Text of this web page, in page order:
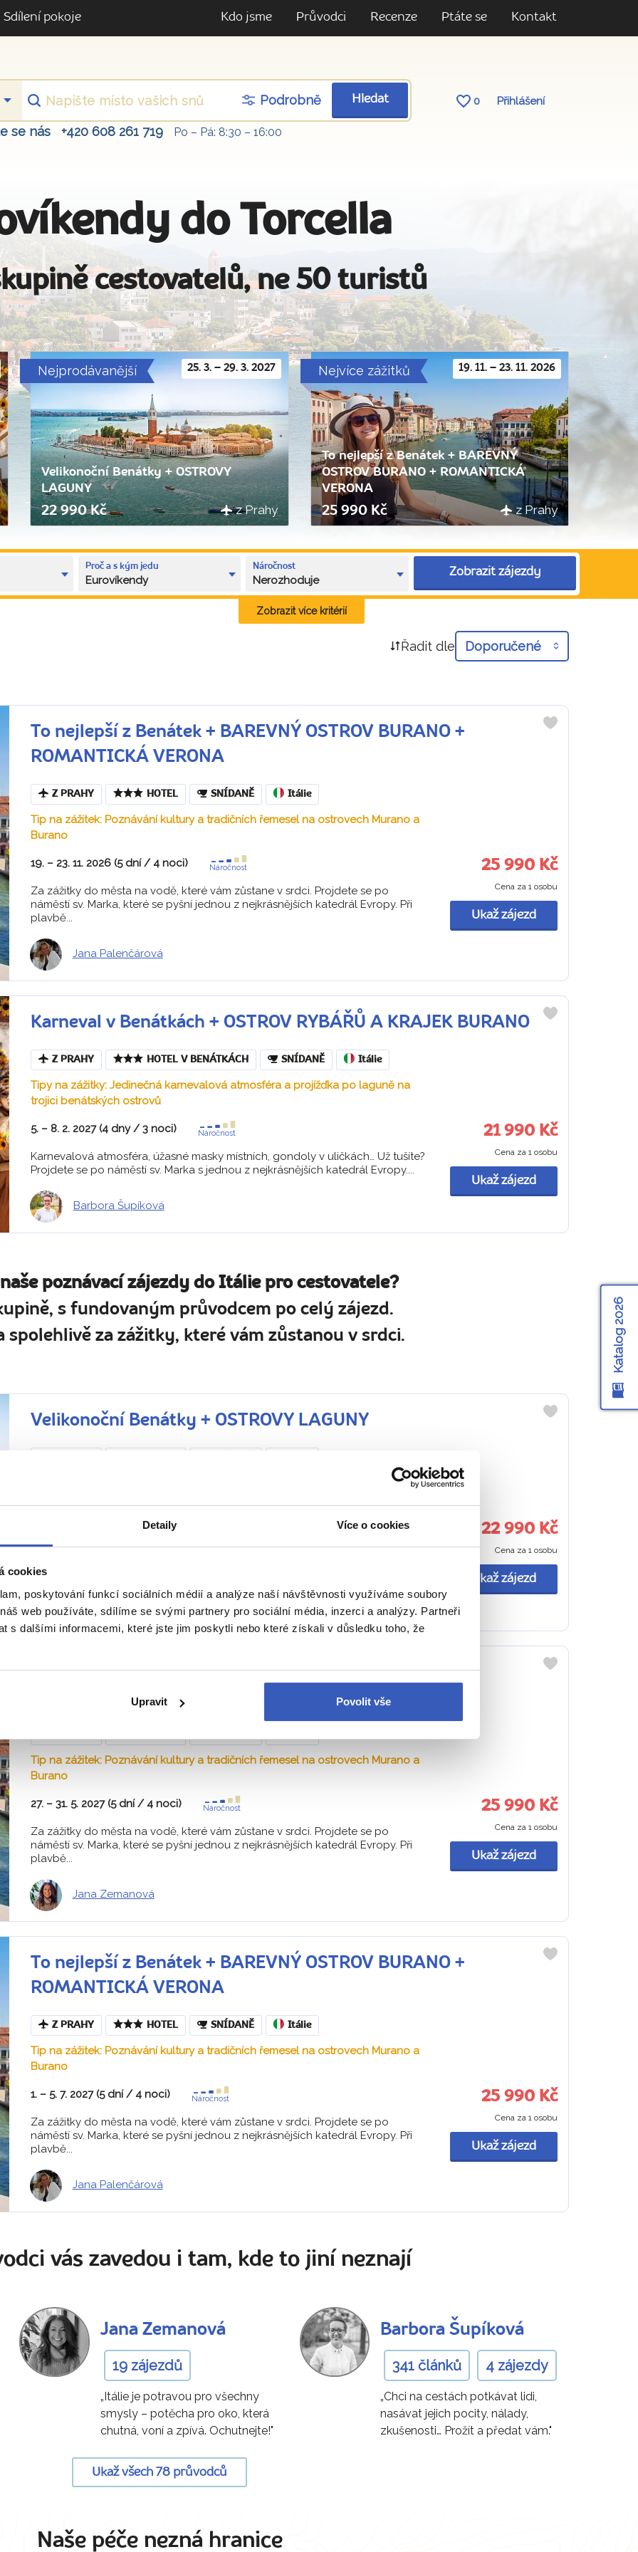
Detaily Více o cookies
cookies
poskytování funkcí sociálních médií a analýze naší návštěvnosti využíváme soubory
web používáte, sdílíme se svými partnery pro sociální média, inzerci a analýzy. Partneři
s dalšími informacemi, které jste jim poskytli nebo které získali v důsledku toho, že
Upravit Povolit vše
Sdílení pokoje Kdo jsme Průvodci Recenze Ptáte se Kontakt
Podrobně Hledat 0 Přihlášení
se nás +420 608 261 719 Po – Pá: 8:30 – 16:00
do Torcella
cestovatelů, ne 50 turistů
25. 3. – 29. 3. 2027
Nejprodávanější
Velikonoční Benátky + OSTROVY
LAGUNY
22 990 Kč z Prahy
19. 11. – 23. 11. 2026
Nejvíce zážitků
To nejlepší z Benátek + BAREVNÝ
OSTROV BURANO + ROMANTICKÁ
VERONA
25 990 Kč z Prahy
Proč a s kým jedu
Eurovíkendy
Náročnost
Nerozhoduje
Zobrazit zájezdy
Zobrazit více kritérií
Řadit dle Doporučené
To nejlepší z Benátek + BAREVNÝ OSTROV BURANO +
ROMANTICKÁ VERONA
Z PRAHY HOTEL SNÍDANĚ Itálie
Tip na zážitek: Poznávání kultury a tradičních řemesel na ostrovech Murano a
Burano
19. – 23. 11. 2026 (5 dní / 4 noci) Náročnost
Za zážitky do města na vodě, které vám zůstane v srdci. Projdete se po
náměstí sv. Marka, které se pyšní jednou z nejkrásnějších katedrál Evropy. Při
plavbě...
Jana Palenčárová
25 990 Kč
Cena za 1 osobu
Ukaž zájezd
Karneval v Benátkách + OSTROV RYBÁŘŮ A KRAJEK BURANO
Z PRAHY HOTEL V BENÁTKÁCH SNÍDANĚ Itálie
Tipy na zážitky: Jedinečná karnevalová atmosféra a projížďka po laguně na
trojici benátských ostrovů
5. – 8. 2. 2027 (4 dny / 3 noci) Náročnost
Karnevalová atmosféra, úžasné masky místních, gondoly v uličkách… Už tušíte?
Projdete se po náměstí sv. Marka s jednou z nejkrásnějších katedrál Evropy....
Barbora Šupíková
21 990 Kč
Cena za 1 osobu
Ukaž zájezd
poznávací zájezdy do Itálie pro cestovatele?
s fundovaným průvodcem po celý zájezd.
spolehlivě za zážitky, které vám zůstanou v srdci.
Velikonoční Benátky + OSTROVY LAGUNY
Tipy na zážitky: Sváteční atmosféra s výtečnou kávou i sladkostmi a tradice
25. – 29. 3. 2027 (4 dny / 3 noci)
palác, chrám Santa Maria della Salute i šance projet se po Canal Grande....
22 990 Kč
Cena za 1 osobu
Ukaž zájezd
To nejlepší z Benátek + BAREVNÝ OSTROV BURANO +
ROMANTICKÁ VERONA
Tip na zážitek: Poznávání kultury a tradičních řemesel na ostrovech Murano a
Burano
27. – 31. 5. 2027 (5 dní / 4 noci) Náročnost
Za zážitky do města na vodě, které vám zůstane v srdci. Projdete se po
náměstí sv. Marka, které se pyšní jednou z nejkrásnějších katedrál Evropy. Při
plavbě...
Jana Zemanová
25 990 Kč
Cena za 1 osobu
Ukaž zájezd
To nejlepší z Benátek + BAREVNÝ OSTROV BURANO +
ROMANTICKÁ VERONA
Z PRAHY HOTEL SNÍDANĚ Itálie
Tip na zážitek: Poznávání kultury a tradičních řemesel na ostrovech Murano a
Burano
1. – 5. 7. 2027 (5 dní / 4 noci) Náročnost
Za zážitky do města na vodě, které vám zůstane v srdci. Projdete se po
náměstí sv. Marka, které se pyšní jednou z nejkrásnějších katedrál Evropy. Při
plavbě...
Jana Palenčárová
25 990 Kč
Cena za 1 osobu
Ukaž zájezd
vás zavedou i tam, kde to jiní neznají
Jana Zemanová
19 zájezdů
„Itálie je potravou pro všechny
smysly – potěcha pro oko, která
chutná, voní a zpívá. Ochutnejte!"
Barbora Šupíková
341 článků 4 zájezdy
„Chci na cestách potkávat lidi,
nasávat jejich pocity, nálady,
zkušenosti… Prožít a předat vám."
Ukaž všech 78 průvodců
Naše péče nezná hranice
Katalog 2026